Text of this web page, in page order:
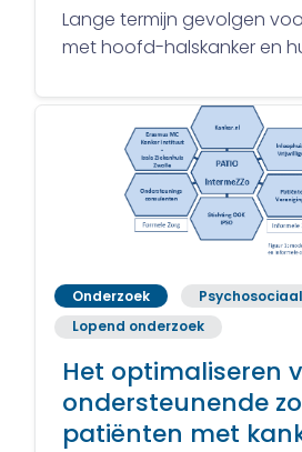
Lange termijn gevolgen
met hoofd-halskanker en
Onderzoek
Lopend onderzoek
Het optimaliseren
ondersteunende
patiënten met